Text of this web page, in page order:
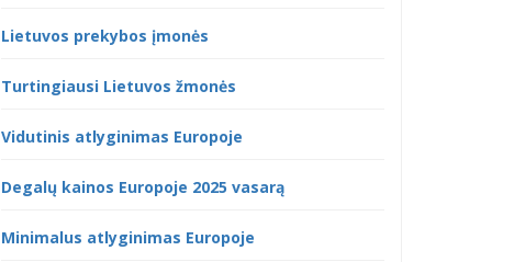
Lietuvos prekybos įmonės
Turtingiausi Lietuvos žmonės
Vidutinis atlyginimas Europoje
Degalų kainos Europoje 2025 vasarą
Minimalus atlyginimas Europoje